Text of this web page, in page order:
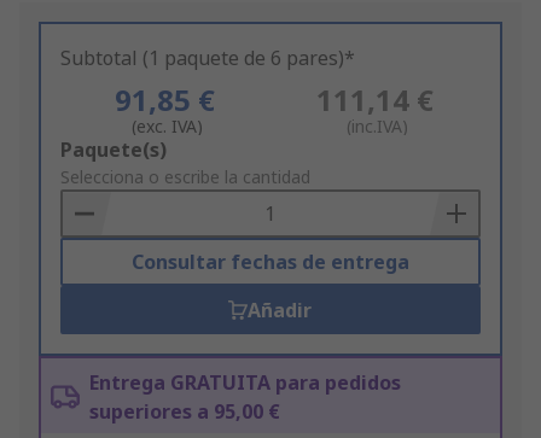
Subtotal (1 paquete de 6 pares)*
91,85 €
(exc. IVA)
111,14 €
(inc.IVA)
Add
to
Basket
Paquete(s)
Selecciona o escribe la cantidad
Consultar fechas de entrega
Añadir
Entrega GRATUITA para pedidos
superiores a 95,00 €